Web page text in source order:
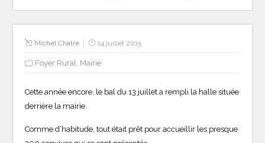
Michel Chatre 14 juillet 2015
Foyer Rural Mairie
Cette année encore, le bal du 13 juillet a rempli la halle située
derrière la mairie.
Comme d’habitude, tout était prêt pour accueillir les presque